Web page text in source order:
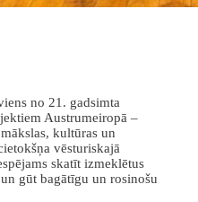
no 21. gadsimta
Austrumeiropā –
kultūras un
vēsturiskajā
skatīt izmeklētus
gūt bagātīgu un rosinošu